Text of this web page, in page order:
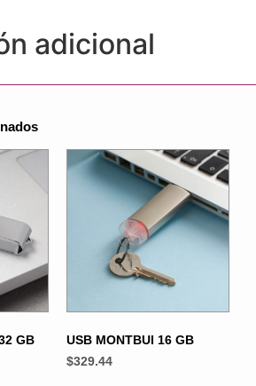
adicional
GB USB MONTBUI 16 GB
$329.44